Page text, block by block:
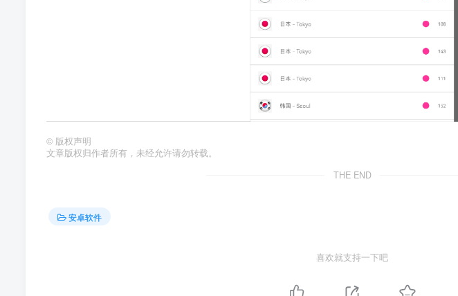
© 版权声明
文章版权归作者所有，未经允许请勿转载。
THE END
安卓软件
喜欢就支持一下吧